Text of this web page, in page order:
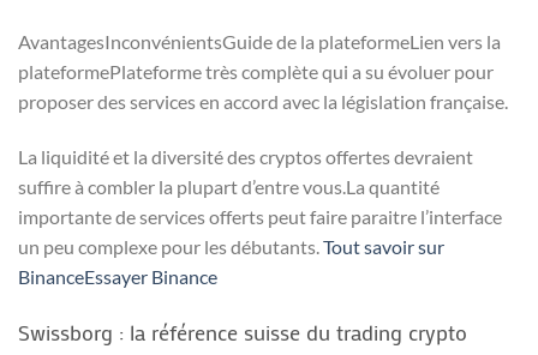
AvantagesInconvénientsGuide de la plateformeLien vers la
plateformePlateforme très complète qui a su évoluer pour
proposer des services en accord avec la législation française.
La liquidité et la diversité des cryptos offertes devraient
suffire à combler la plupart d’entre vous.La quantité
importante de services offerts peut faire paraitre l’interface
un peu complexe pour les débutants. Tout savoir sur
BinanceEssayer Binance
Swissborg : la référence suisse du trading crypto